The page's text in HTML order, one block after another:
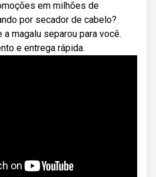
em milhões de
por secador de cabelo?
magalu separou para você.
e entrega rápida.